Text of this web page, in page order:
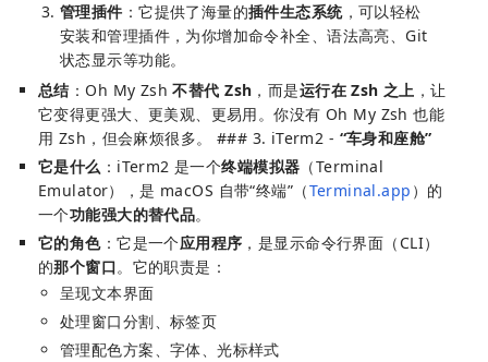
管理插件 ：它提供了海量的插件生态系统，可以轻松
安装和管理插件，为你增加命令补全、语法高亮、Git
状态显示等功能。
总结 ：Oh My Zsh不替代 Zsh ，而是运行在 Zsh 之上 ，让
它变得更强大、更美观、更易用。你没有 Oh My Zsh 也能
用 Zsh，但会麻烦很多。 ### 3. iTerm2 - “车身和座舱”
它是什么 ：iTerm2 是一个终端模拟器 （Terminal
Emulator），是 macOS 自带“终端”（Terminal.app ）的
一个功能强大的替代品。
它的角色：它是一个应用程序 ，是显示命令行界面（CLI）
的那个窗口。它的职责是：
呈现文本界面
处理窗口分割、标签页
管理配色方案、字体、光标样式